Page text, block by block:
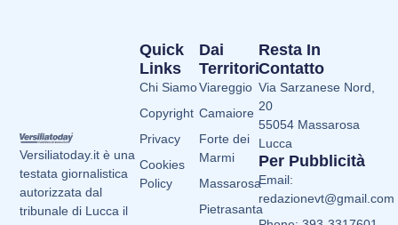
Versiliatoday.it è una
testata giornalistica
autorizzata dal
tribunale di Lucca il
Dai
Territori
Viareggio
Camaiore
Forte dei
Marmi
Massarosa
Pietrasanta
Quick
Links
Chi Siamo
Copyright
Privacy
Cookies
Policy
Resta In
Contatto
Via Sarzanese Nord,
20
55054 Massarosa
Lucca
Per Pubblicità
Email:
redazionevt@gmail.com